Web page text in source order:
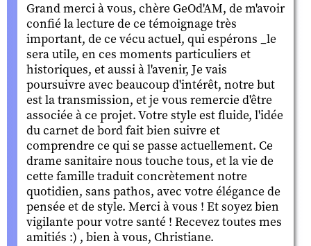
Grand merci à vous, chère GeOd'AM, de m'avoir
confié la lecture de ce témoignage très
important, de ce vécu actuel, qui espérons _le
sera utile, en ces moments particuliers et
historiques, et aussi à l'avenir, Je vais
poursuivre avec beaucoup d'intérêt, notre but
est la transmission, et je vous remercie d'être
associée à ce projet. Votre style est fluide, l'idée
du carnet de bord fait bien suivre et
comprendre ce qui se passe actuellement. Ce
drame sanitaire nous touche tous, et la vie de
cette famille traduit concrètement notre
quotidien, sans pathos, avec votre élégance de
pensée et de style. Merci à vous ! Et soyez bien
vigilante pour votre santé ! Recevez toutes mes
amitiés :) , bien à vous, Christiane.